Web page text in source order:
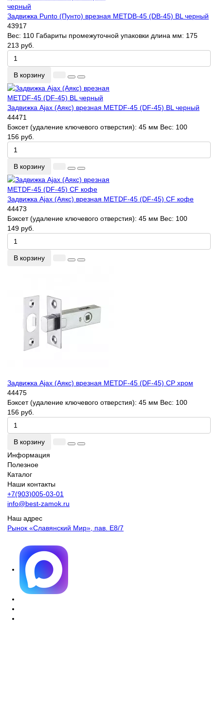
Задвижка Punto (Пунто) врезная METDB-45 (DB-45) BL черный
43917
Вес: 110 Габариты промежуточной упаковки длина мм: 175
213 руб.
В корзину
Задвижка Ajax (Аякс) врезная METDF-45 (DF-45) BL черный
44471
Бэксет (удаление ключевого отверстия): 45 мм Вес: 100
156 руб.
В корзину
Задвижка Ajax (Аякс) врезная METDF-45 (DF-45) CF кофе
44473
Бэксет (удаление ключевого отверстия): 45 мм Вес: 100
149 руб.
В корзину
Задвижка Ajax (Аякс) врезная METDF-45 (DF-45) CP хром
44475
Бэксет (удаление ключевого отверстия): 45 мм Вес: 100
156 руб.
В корзину
Информация
Полезное
Каталог
Наши контакты
+7(903)005-03-01
info@best-zamok.ru
Наш адрес
Рынок «Славянский Мир», пав. Е8/7